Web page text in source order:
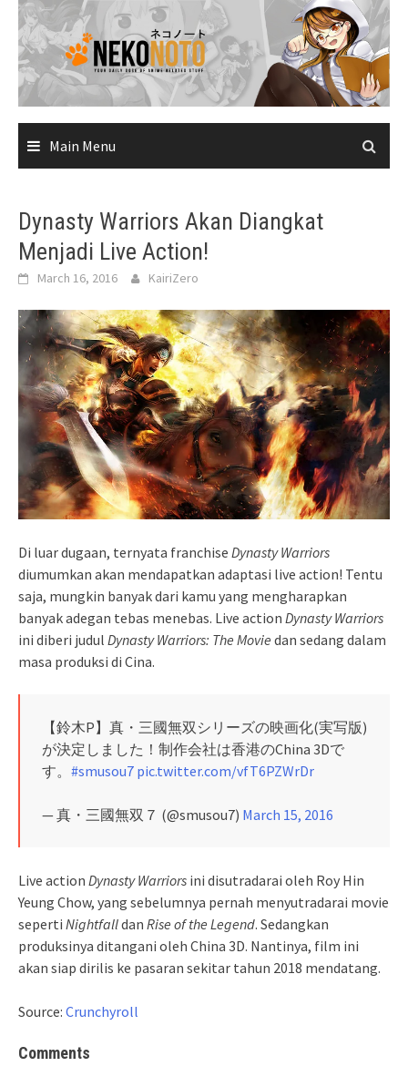
Skip
content
Main Menu
Dynasty Warriors Akan Diangkat
Menjadi Live Action!
March 16, 2016 KairiZero
Di luar dugaan, ternyata franchise Dynasty Warriors
diumumkan akan mendapatkan adaptasi live action! Tentu
saja, mungkin banyak dari kamu yang mengharapkan
banyak adegan tebas menebas. Live action Dynasty Warriors
ini diberi judul Dynasty Warriors: The Movie dan sedang dalam
masa produksi di Cina.
【鈴木P】真・三國無双シリーズの映画化(実写版)
が決定しました！制作会社は香港のChina 3Dで
す。 #smusou7 pic.twitter.com/vfT6PZWrDr
— 真・三國無双７ (@smusou7) March 15, 2016
Live action Dynasty Warriors ini disutradarai oleh Roy Hin
Yeung Chow, yang sebelumnya pernah menyutradarai movie
seperti Nightfalldan Rise of the Legend. Sedangkan
produksinya ditangani oleh China 3D. Nantinya, film ini
akan siap dirilis ke pasaran sekitar tahun 2018 mendatang.
Source: Crunchyroll
Comments